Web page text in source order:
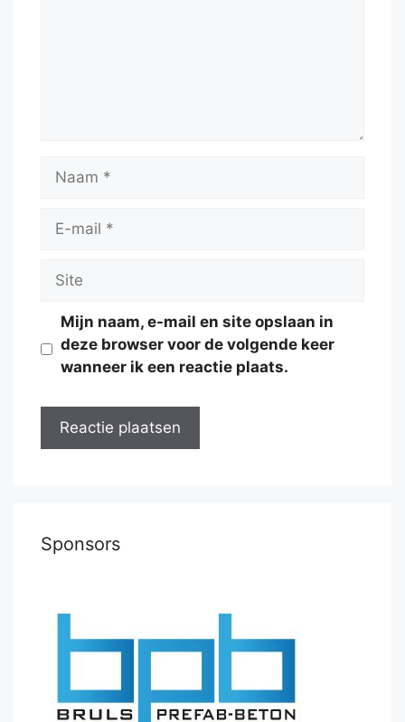
Naam
Site
Mijn naam, e-mail en site opslaan in
deze browser voor de volgende keer
wanneer ik een reactie plaats.
Sponsors